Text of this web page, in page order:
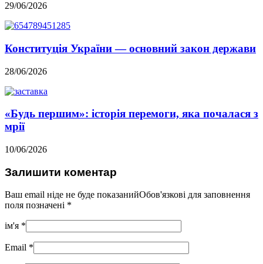
29/06/2026
Конституція України — основний закон держави
28/06/2026
«Будь першим»: історія перемоги, яка почалася з
мрії
10/06/2026
Залишити коментар
Ваш email ніде не буде показанийОбов'язкові для заповнення
поля позначені *
ім'я *
Email *